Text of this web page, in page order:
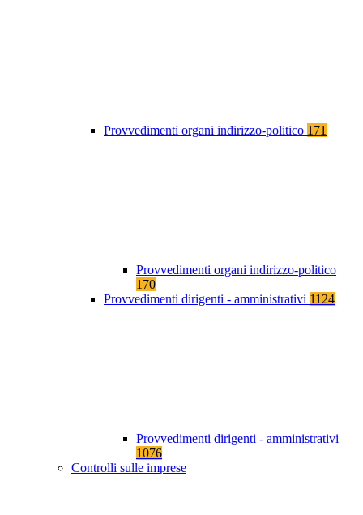
Provvedimenti organi indirizzo-politico 171
Provvedimenti organi indirizzo-politico
170
Provvedimenti dirigenti - amministrativi 1124
Provvedimenti dirigenti - amministrativi
1076
Controlli sulle imprese